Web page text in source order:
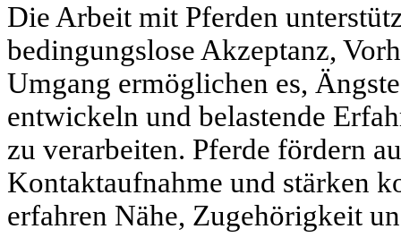
Die Arbeit mit Pferden
bedingungslose Akzeptanz,
Umgang ermöglichen es,
entwickeln und belastende
zu verarbeiten. Pferde fördern
Kontaktaufnahme und stärken
erfahren Nähe, Zugehörigkeit